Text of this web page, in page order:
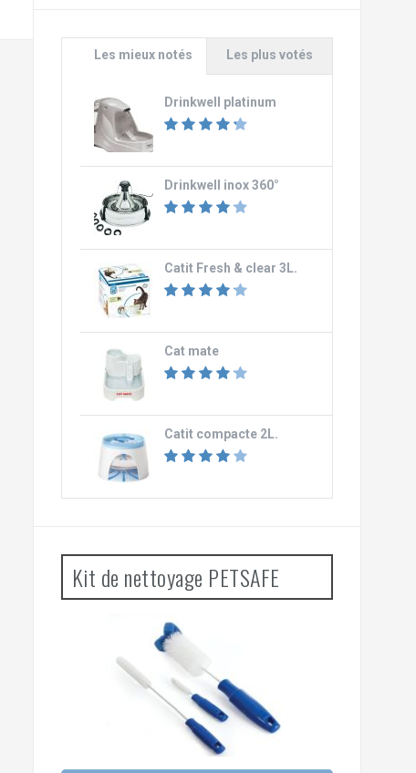
Les mieux notés Les plus votés
Drinkwell platinum
Drinkwell inox 360°
Catit Fresh & clear 3L.
Cat mate
Catit compacte 2L.
Kit de nettoyage PETSAFE